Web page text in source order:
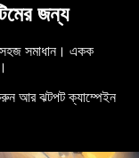
জন্য
সমাধান। একক
আর ঝটপট ক্যাম্পেইন